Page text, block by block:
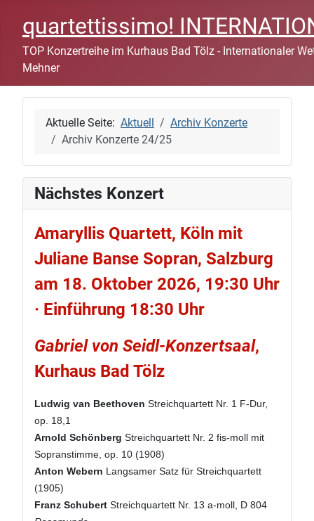
quartettissimo!
TOP Konzertreihe im Kurhaus Bad Tölz - Internationaler
Mehner
Aktuelle Seite: Aktuell
Archiv Konzerte
Archiv Konzerte 24/25
Nächstes Konzert
Amaryllis Quartett, Köln mit
Juliane Banse Sopran, Salzburg
am 18. Oktober 2026, 19:30 Uhr
· Einführung 18:30 Uhr
Gabriel von Seidl-Konzertsaal,
Kurhaus Bad Tölz
Ludwig van Beethoven Streichquartett Nr. 1 F-Dur,
op. 18,1
Arnold Schönberg Streichquartett Nr. 2 fis-moll mit
Sopranstimme, op. 10 (1908)
Anton Webern Langsamer Satz für Streichquartett
(1905)
Franz Schubert Streichquartett Nr. 13 a-moll, D 804